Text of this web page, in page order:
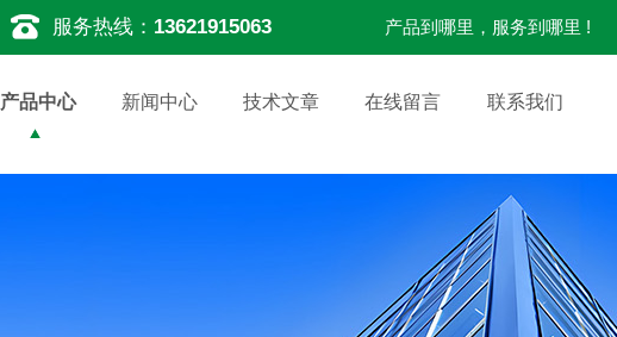
服务热线： 13621915063 产品到哪里，服务到哪里 !
产品中心 新闻中心 技术文章 在线留言 联系我们